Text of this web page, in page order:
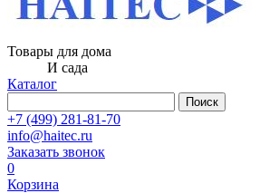
Товары для дома
И сада
Каталог
Поиск
+7 (499) 281-81-70
info@haitec.ru
Заказать звонок
0
Корзина